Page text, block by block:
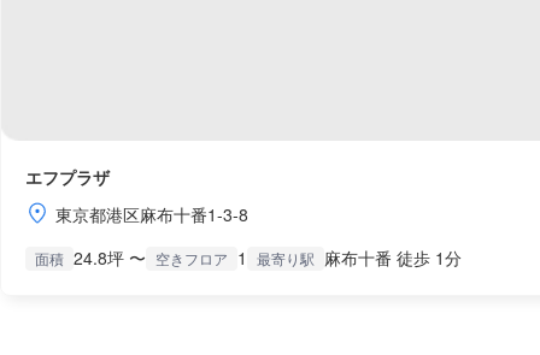
エフプラザ
東京都港区麻布十番1-3-8
面積 24.8坪 〜 空きフロア 1 最寄り駅 麻布十番 徒歩 1分